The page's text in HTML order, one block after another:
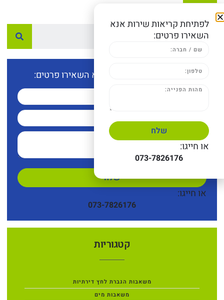
לפתיחת קריאות שירות אנא השאירו פרטים:
שלח
או חייגו:
073-7826176
קטגוריות
משאבות הגברת לחץ דירתיות
משאבות מים
לפתיחת קריאות שירות אנא
השאירו פרטים:
שלח
או חייגו:
073-7826176